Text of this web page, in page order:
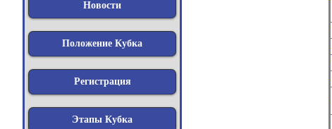
Новости
Положение Кубка
Регистрация
Этапы Кубка